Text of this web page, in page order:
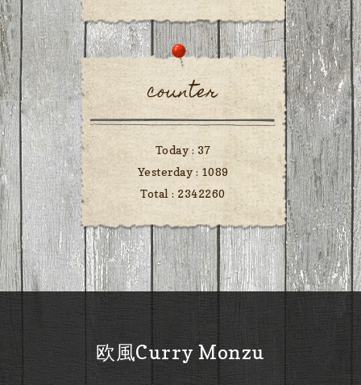
counter
Today : 37
Yesterday : 1089
Total : 2342260
欧風Curry Monzu